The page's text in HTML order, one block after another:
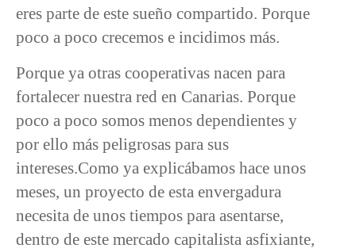
eres parte de este sueño compartido. Porque
poco a poco crecemos e incidimos más.
Porque ya otras cooperativas nacen para
fortalecer nuestra red en Canarias. Porque
poco a poco somos menos dependientes y
por ello más peligrosas para sus
intereses.Como ya explicábamos hace unos
meses, un proyecto de esta envergadura
necesita de unos tiempos para asentarse,
dentro de este mercado capitalista asfixiante,